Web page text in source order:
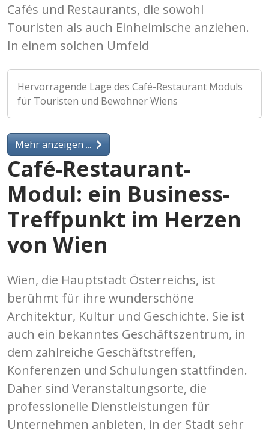
Cafés und Restaurants, die sowohl
Touristen als auch Einheimische anziehen.
In einem solchen Umfeld
Hervorragende Lage des Café-Restaurant Moduls
für Touristen und Bewohner Wiens
Mehr anzeigen ...
Café-Restaurant-
Modul: ein Business-
Treffpunkt im Herzen
von Wien
Wien, die Hauptstadt Österreichs, ist
berühmt für ihre wunderschöne
Architektur, Kultur und Geschichte. Sie ist
auch ein bekanntes Geschäftszentrum, in
dem zahlreiche Geschäftstreffen,
Konferenzen und Schulungen stattfinden.
Daher sind Veranstaltungsorte, die
professionelle Dienstleistungen für
Unternehmen anbieten, in der Stadt sehr